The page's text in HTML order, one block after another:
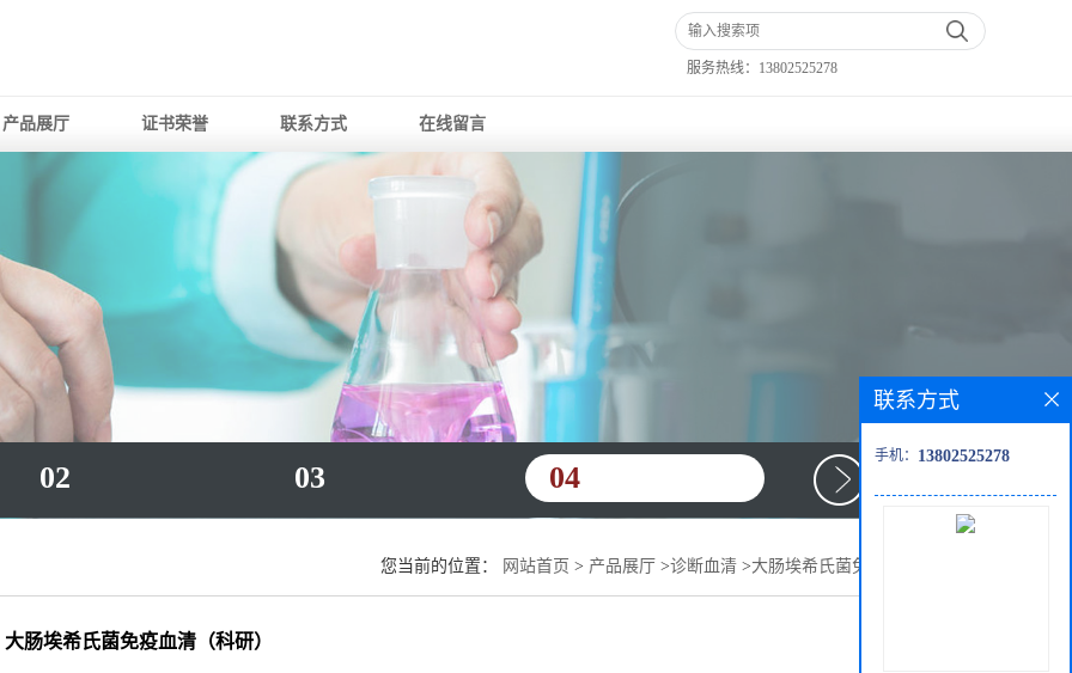
服务热线： 13802525278
产品展厅 证书荣誉 联系方式 在线留言
02 03 04
您当前的位置： 网站首页 > 产品展厅 >诊断血清 >大肠埃希氏菌免疫血清（科研）
大肠埃希氏菌免疫血清（科研）
联系方式
手机： 13802525278